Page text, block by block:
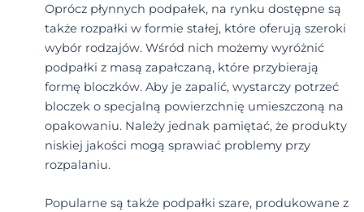
Oprócz płynnych podpałek, na rynku dostępne są
także rozpałki w formie stałej, które oferują szeroki
wybór rodzajów. Wśród nich możemy wyróżnić
podpałki z masą zapałczaną, które przybierają
formę bloczków. Aby je zapalić, wystarczy potrzeć
bloczek o specjalną powierzchnię umieszczoną na
opakowaniu. Należy jednak pamiętać, że produkty
niskiej jakości mogą sprawiać problemy przy
rozpalaniu.
Popularne są także podpałki szare, produkowane z